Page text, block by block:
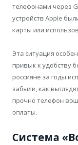
телефонами через
устройств Apple
карты или
Эта ситуация
привык к удобству
россияне за годы
забыли, как
прочно телефон
оплаты.
Система